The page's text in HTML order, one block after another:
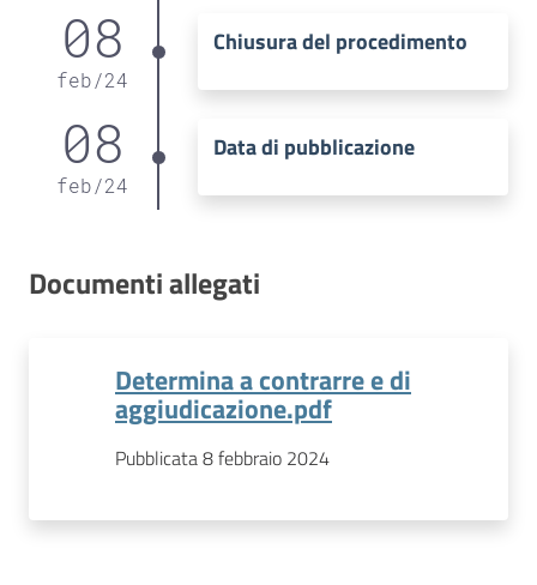
08
feb/24
Chiusura del procedimento
08
feb/24
Data di pubblicazione
Documenti allegati
Determina a contrarre e di
aggiudicazione.pdf
Pubblicata 8 febbraio 2024